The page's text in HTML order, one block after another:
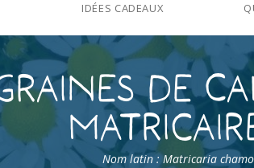
IDÉES CADEAUX
de
Nom latin : Matricaria